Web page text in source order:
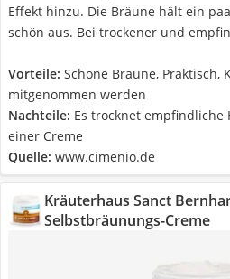
Effekt hinzu. Die Bräune hält ein
schön aus. Bei trockener und
Flecken und Irritationen. Dieses
mitgenommen werden und nimmt
großes Plus ist. Nur zu empfehlen!
Vorteile: Schöne Bräune, Praktisch,
mitgenommen werden
Nachteile: Es trocknet empfindliche
einer Creme
Quelle: www.cimenio.de
Kräuterhaus Sanct
Selbstbräunungs-Creme